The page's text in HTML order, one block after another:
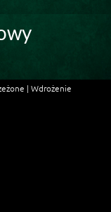
| Wdrożenie